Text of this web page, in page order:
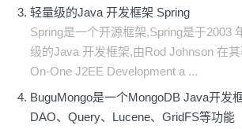
轻量级的Java 开发框架 Spring
Spring是一个开源框架,Spring是于2003
级的Java 开发框架,由Rod Johnson 在
On-One J2EE Development a ...
BuguMongo是一个MongoDB Java开发
DAO、Query、Lucene、GridFS等功能